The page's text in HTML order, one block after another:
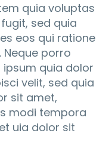
quia voluptas
sed quia
eos qui ratione
porro
quia dolor
velit, sed quia
sit amet,
modi tempora
uia dolor sit